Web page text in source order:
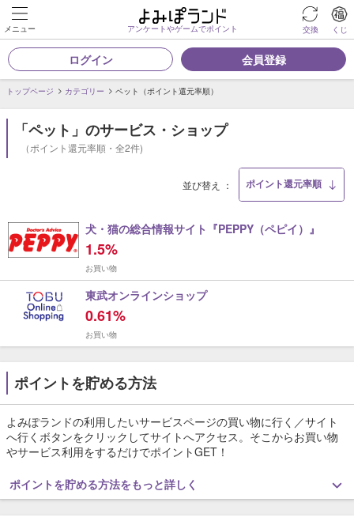
メニュー アンケートやゲームでポイント 交換 くじ
ログイン 会員登録
トップページ カテゴリー ペット（ポイント還元率順）
「ペット」のサービス・ショップ
（ポイント還元率順・全2件)
並び替え
犬・猫の総合情報サイト『PEPPY（ペピイ）』
1.5%
お買い物
東武オンラインショップ
0.61%
お買い物
ポイントを貯める方法
よみぽランドの利用したいサービスページの買い物に行く／サイト
へ行くボタンをクリックしてサイトへアクセス。そこからお買い物
やサービス利用をするだけでポイントGET！
ポイントを貯める方法をもっと詳しく